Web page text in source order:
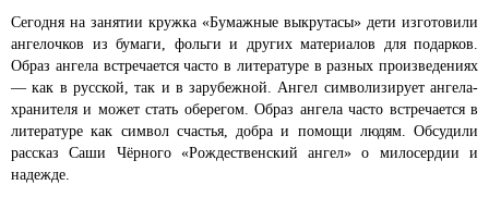
Сегодня на занятии кружка «Бумажные выкрутасы» дети изготовили
ангелочков из бумаги, фольги и других материалов для подарков.
Образ ангела встречается часто в литературе в разных произведениях
— как в русской, так и в зарубежной. Ангел символизирует ангела-
хранителя и может стать оберегом. Образ ангела часто встречается в
литературе как символ счастья, добра и помощи людям. Обсудили
рассказ Саши Чёрного «Рождественский ангел» о милосердии и
надежде.